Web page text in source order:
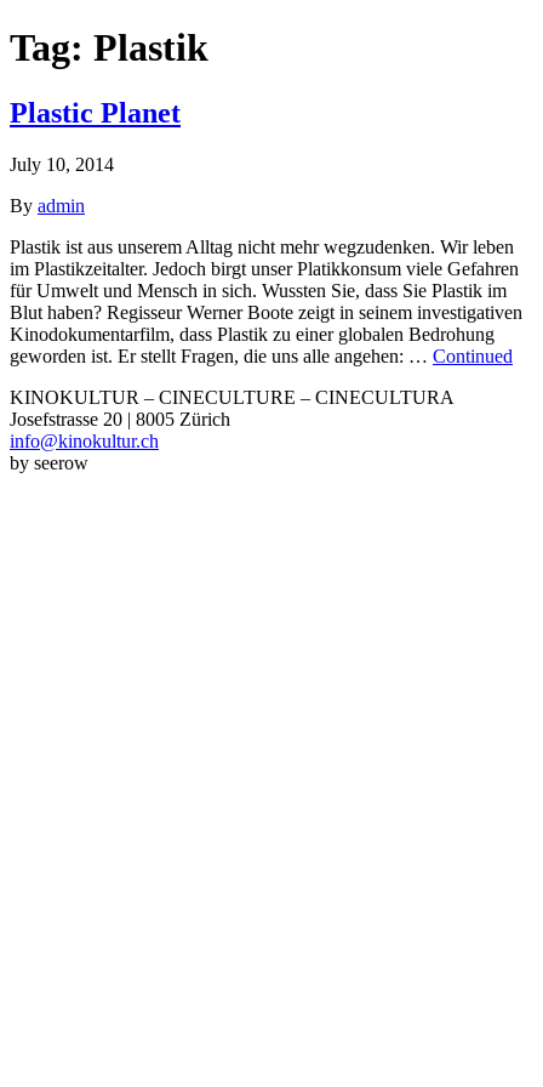
Tag: Plastik
Plastic Planet
July 10, 2014
By admin
Plastik ist aus unserem Alltag nicht mehr wegzudenken. Wir leben
im Plastikzeitalter. Jedoch birgt unser Platikkonsum viele Gefahren
für Umwelt und Mensch in sich. Wussten Sie, dass Sie Plastik im
Blut haben? Regisseur Werner Boote zeigt in seinem investigativen
Kinodokumentarfilm, dass Plastik zu einer globalen Bedrohung
geworden ist. Er stellt Fragen, die uns alle angehen: … Continued
KINOKULTUR – CINECULTURE – CINECULTURA
Josefstrasse 20 | 8005 Zürich
info@kinokultur.ch
by seerow